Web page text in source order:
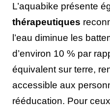
L’aquabike présente
thérapeutiques
l’eau diminue les
d’environ 10 % par
équivalent sur terre,
accessible aux
rééducation. Pour